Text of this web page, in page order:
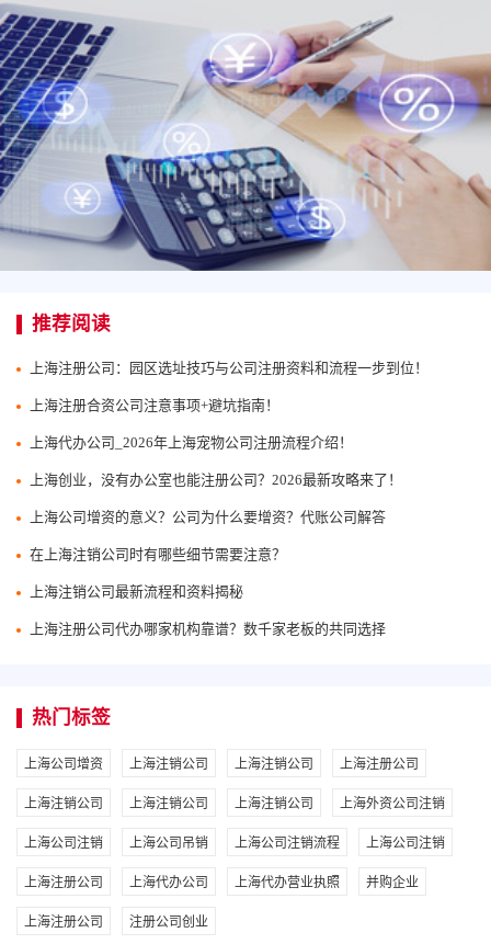
推荐阅读
上海注册公司：园区选址技巧与公司注册资料和流程一步到位！
上海注册合资公司注意事项+避坑指南！
上海代办公司_2026年上海宠物公司注册流程介绍！
上海创业，没有办公室也能注册公司？2026最新攻略来了！
上海公司增资的意义？公司为什么要增资？代账公司解答
在上海注销公司时有哪些细节需要注意？
上海注销公司最新流程和资料揭秘
上海注册公司代办哪家机构靠谱？数千家老板的共同选择
热门标签
上海公司增资 上海注销公司 上海注销公司 上海注册公司
上海注销公司 上海注销公司 上海注销公司 上海外资公司注销
上海公司注销 上海公司吊销 上海公司注销流程 上海公司注销
上海注册公司 上海代办公司 上海代办营业执照 并购企业
上海注册公司 注册公司创业